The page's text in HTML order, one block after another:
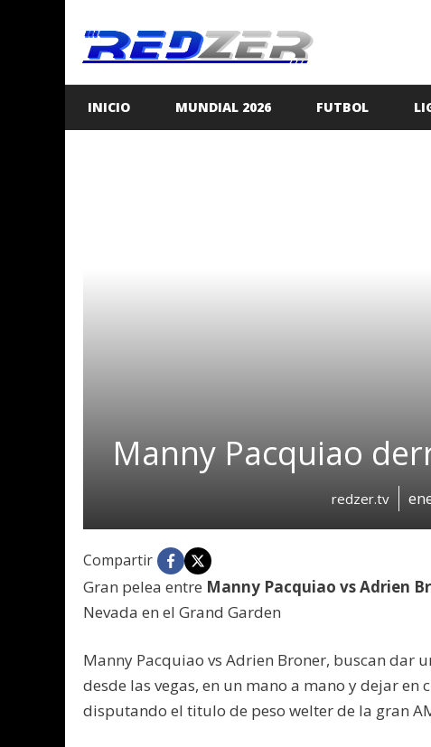
contenido
INICIO MUNDIAL 2026 FUTBOL
Manny Pacquiao
redzer.tv
Compartir
Gran pelea entre Manny Pacquiao vs Adrien
Nevada en el Grand Garden
Manny Pacquiao vs Adrien Broner, buscan dar
desde las vegas, en un mano a mano y dejar en
disputando el titulo de peso welter de la gran